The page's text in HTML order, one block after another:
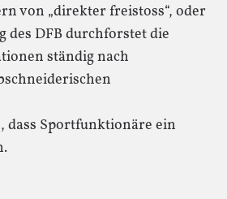
von „direkter freistoss“, oder
des DFB durchforstet die
ständig nach
dass Sportfunktionäre ein